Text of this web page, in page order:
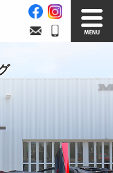
買取無料査定
サービス案内